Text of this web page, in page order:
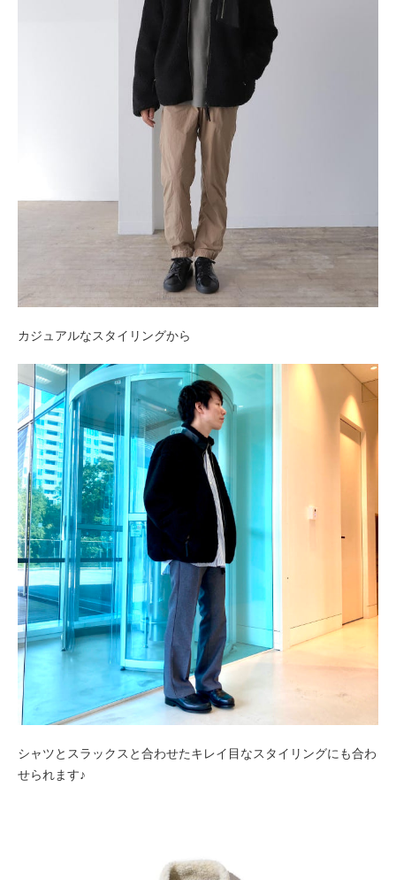
カジュアルなスタイリングから
シャツとスラックスと合わせたキレイ目なスタイリングにも合わ
せられます♪